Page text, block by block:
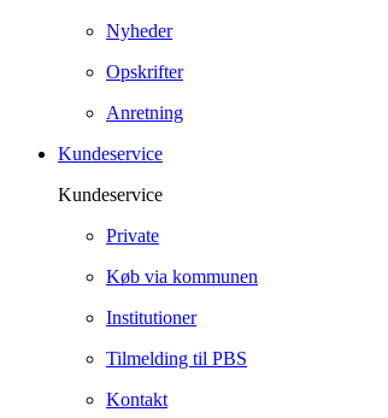
Nyheder
Opskrifter
Anretning
Kundeservice
Kundeservice
Private
Køb via kommunen
Institutioner
Tilmelding til PBS
Kontakt